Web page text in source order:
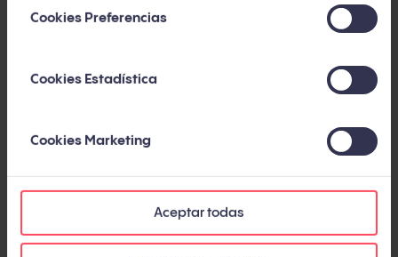
Cookies Preferencias
Cookies Estadística
Cookies Marketing
Aceptar todas
las reglas de hace dos generaciones.
actualizada: qué es el inbound marketing hoy,
metodología, métricas y herramientas necesitas,
independientes y de nuestra experiencia en más
de 450 proyectos a lo largo de 14 años.